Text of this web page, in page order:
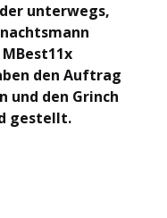
unterwegs,
den Auftrag
und den Grinch
gestellt.